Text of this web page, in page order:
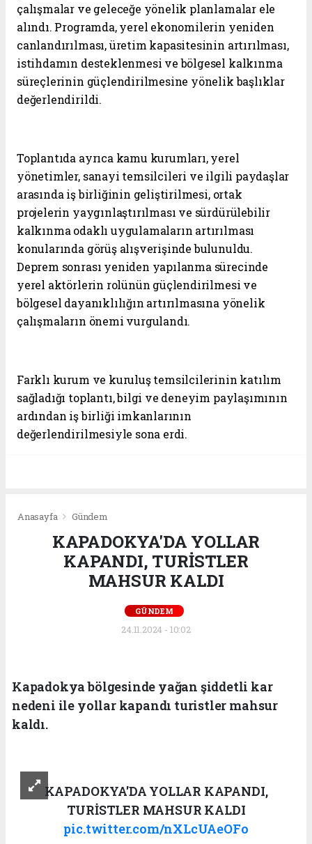
çalışmalar ve geleceğe yönelik planlamalar ele
alındı. Programda, yerel ekonomilerin yeniden
canlandırılması, üretim kapasitesinin artırılması,
istihdamın desteklenmesi ve bölgesel kalkınma
süreçlerinin güçlendirilmesine yönelik başlıklar
değerlendirildi.
Toplantıda ayrıca kamu kurumları, yerel
yönetimler, sanayi temsilcileri ve ilgili paydaşlar
arasında iş birliğinin geliştirilmesi, ortak
projelerin yaygınlaştırılması ve sürdürülebilir
kalkınma odaklı uygulamaların artırılması
konularında görüş alışverişinde bulunuldu.
Deprem sonrası yeniden yapılanma sürecinde
yerel aktörlerin rolünün güçlendirilmesi ve
bölgesel dayanıklılığın artırılmasına yönelik
çalışmaların önemi vurgulandı.
Farklı kurum ve kuruluş temsilcilerinin katılım
sağladığı toplantı, bilgi ve deneyim paylaşımının
ardından iş birliği imkanlarının
değerlendirilmesiyle sona erdi.
Anasayfa Gündem
KAPADOKYA'DA YOLLAR
KAPANDI, TURİSTLER
MAHSUR KALDI
GÜNDEM
24.11.2024 - 10:02
Kapadokya bölgesinde yağan şiddetli kar
nedeni ile yollar kapandı turistler mahsur
kaldı.
KAPADOKYA'DA YOLLAR KAPANDI,
TURİSTLER MAHSUR KALDI
pic.twitter.com/nXLcUAeOFo